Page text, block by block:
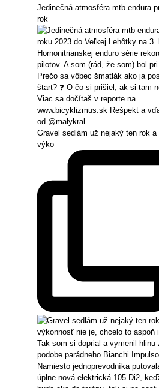
Jedinečná atmosféra mtb endura
rok
Gravel sedlám už nejaký ten rok a
výko